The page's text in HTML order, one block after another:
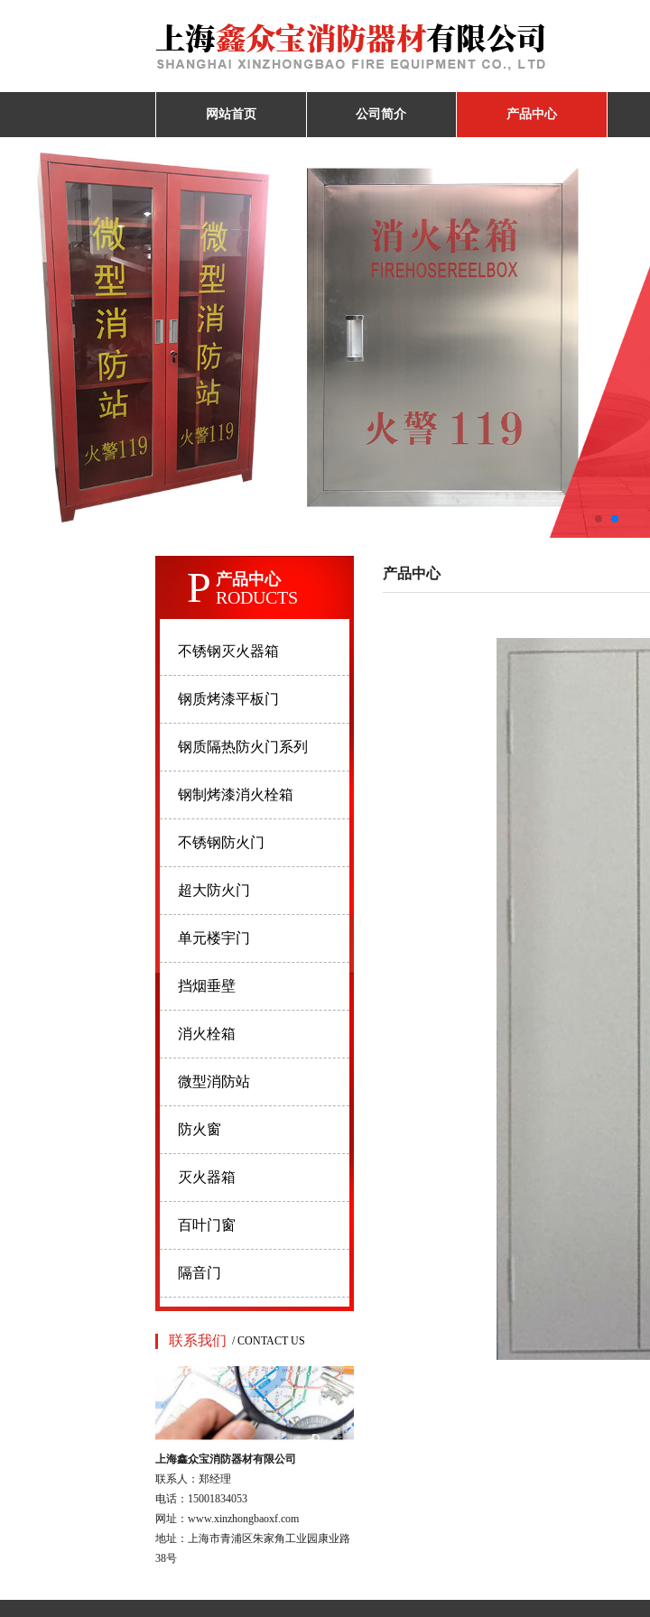
网站首页 公司简介 产品中心
P 产品中心
RODUCTS
不锈钢灭火器箱
钢质烤漆平板门
钢质隔热防火门系列
钢制烤漆消火栓箱
不锈钢防火门
超大防火门
单元楼宇门
挡烟垂壁
消火栓箱
微型消防站
防火窗
灭火器箱
百叶门窗
隔音门
联系我们 / CONTACT US
上海鑫众宝消防器材有限公司
联系人：郑经理
电话：15001834053
网址：www.xinzhongbaoxf.com
地址：上海市青浦区朱家角工业园康业路
38号
产品中心